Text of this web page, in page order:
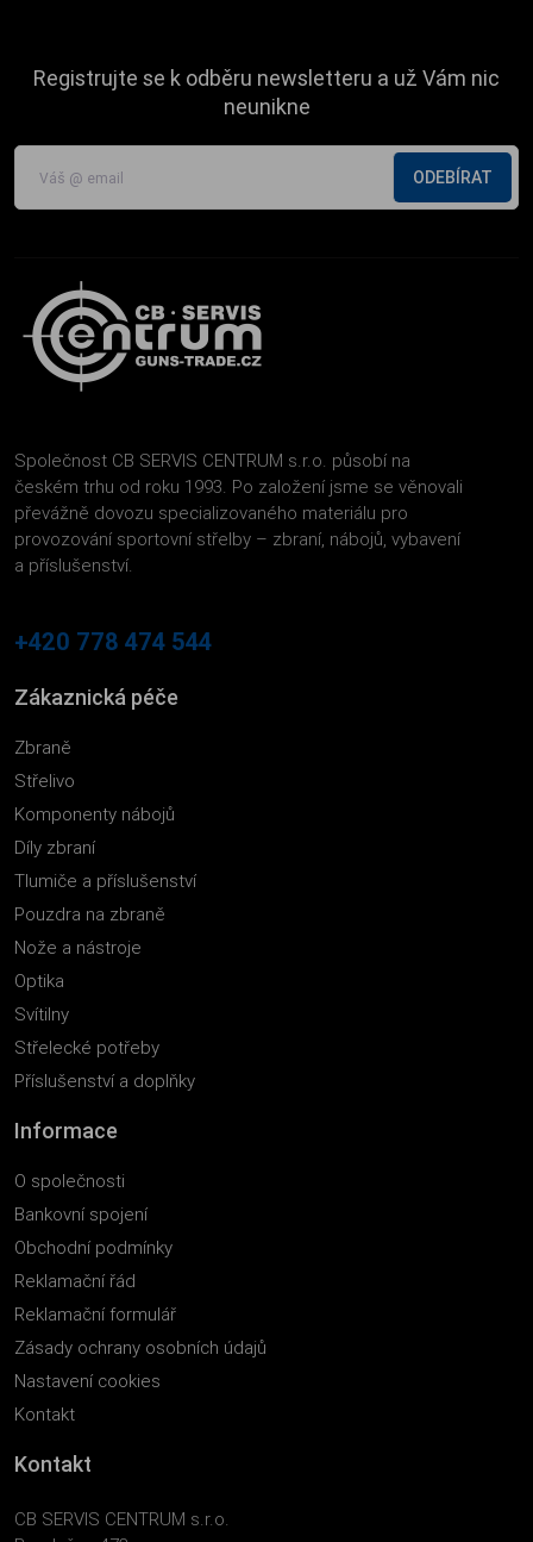
Registrujte se k odběru newsletteru a už Vám nic
neunikne
ODEBÍRAT
Společnost CB SERVIS CENTRUM s.r.o. působí na
českém trhu od roku 1993. Po založení jsme se věnovali
převážně dovozu specializovaného materiálu pro
provozování sportovní střelby – zbraní, nábojů, vybavení
a příslušenství.
+420 778 474 544
Zákaznická péče
Zbraně
Střelivo
Komponenty nábojů
Díly zbraní
Tlumiče a příslušenství
Pouzdra na zbraně
Nože a nástroje
Optika
Svítilny
Střelecké potřeby
Příslušenství a doplňky
Informace
O společnosti
Bankovní spojení
Obchodní podmínky
Reklamační řád
Reklamační formulář
Zásady ochrany osobních údajů
Nastavení cookies
Kontakt
Kontakt
CB SERVIS CENTRUM s.r.o.